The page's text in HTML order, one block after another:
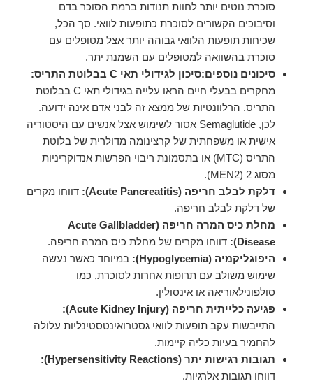
סוכרת נוטים יותר לחוות תנודות ברמת הסוכר בדם
וסיבוכים הקשורים לסוכרת כתופעות לוואי. סך הכל,
שכיחות תופעות הלוואי גבוהה יותר אצל מטופלים עם
סוכרת בהשוואה למטופלים עם השמנת יתר.
סיכונים נוספים:סיכון לגידולי תאי C בבלוטת התריס:
מחקרים בבעלי חיים הראו עלייה בגידולי תאי C בבלוטת
התריס. הרלוונטיות של ממצא זה לבני אדם אינה ידועה.
לכן, Semaglutide אסור לשימוש אצל אנשים עם היסטוריה
אישית או משפחתית של קרצינומה מדולרית של בלוטת
התריס (MTC) או בתסמונת ריבוי הפרשות אנדוקריניות
מסוג 2 (MEN2).
דלקת לבלב חריפה (Acute Pancreatitis):
דווחו מקרים
של דלקת לבלב חריפה.
מחלת כיס המרה חריפה (Acute Gallbladder
Disease):
דווחו מקרים של מחלת כיס המרה חריפה.
היפוגליקמיה (Hypoglycemia):
במיוחד כאשר נעשה
שימוש משולב עם תרופות אחרות לסוכרת, כמו
סולפונילאוריאה או אינסולין.
פגיעה כלייתית חריפה (Acute Kidney Injury):
התייבשות עקב תופעות לוואי גסטרואינטסטינליות עלולה
להחמיר בעיות כליה קיימות.
תגובות רגישות יתר (Hypersensitivity Reactions):
דווחו תגובות אלרגיות.